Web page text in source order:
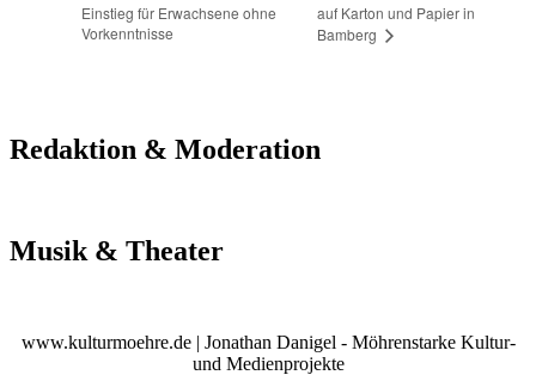
Einstieg für Erwachsene ohne
Vorkenntnisse
auf Karton und Papier in
Bamberg
Redaktion & Moderation
Musik & Theater
www.kulturmoehre.de | Jonathan Danigel - Möhrenstarke Kultur-
und Medienprojekte